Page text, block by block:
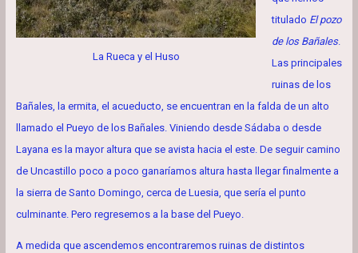
La Rueca y el Huso
titulado El pozo
de los Bañales.
Las principales
ruinas de los
Bañales, la ermita, el acueducto, se encuentran en la falda de un alto
llamado el Pueyo de los Bañales. Viniendo desde Sádaba o desde
Layana es la mayor altura que se avista hacia el este. De seguir camino
de Uncastillo poco a poco ganaríamos altura hasta llegar finalmente a
la sierra de Santo Domingo, cerca de Luesia, que sería el punto
culminante. Pero regresemos a la base del Pueyo.
A medida que ascendemos encontraremos ruinas de distintos